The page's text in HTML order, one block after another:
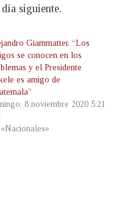
siguiente.
Giammattei: “Los
se conocen en los
y el Presidente
es amigo de
8 noviembre 2020 5:21